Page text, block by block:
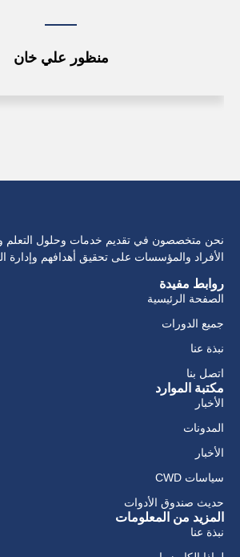
منظور علي خان
نحن متخصصون في تقديم خدمات وحلول التعلم
الأفراد والمؤسسات على تحقيق أهدافهم وإدارة
روابط مفيدة
الصفحة الرئيسية
جميع الدورات
نبذة عنا
اتصل بنا
مكتبة الموارد
الأخبار
المدونات
الأخبار
سياسات CWD
حديث صندوق الأدوات
المزيد من المعلومات
نبذة عنا